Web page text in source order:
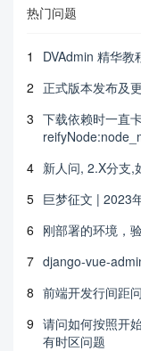
热门问题
1
DVAdmin 精华教
2 正式版本发布及
3 下载依赖时一直
4 新人问, 2.X分支,
5 巨梦征文 | 2023
6 刚部署的环境，
7 django-vue-
8 前端开发行间距
9 请问如何按照开
有时区问题